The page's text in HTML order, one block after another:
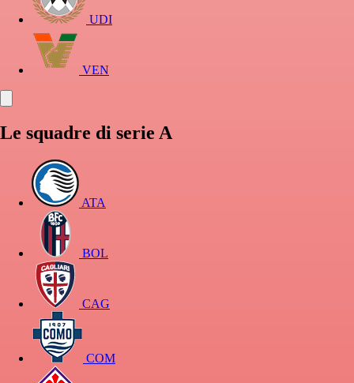
UDI
VEN
Le squadre di serie A
ATA
BOL
CAG
COM